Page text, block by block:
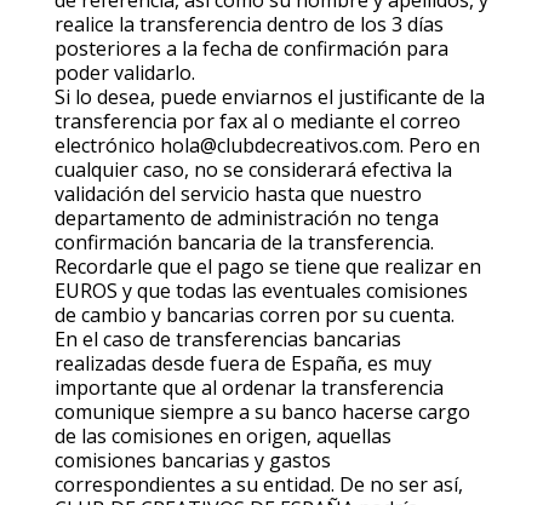
realice la transferencia dentro de los 3 días
posteriores a la fecha de confirmación para
poder validarlo.
Si lo desea, puede enviarnos el justificante de la
transferencia por fax al o mediante el correo
electrónico hola@clubdecreativos.com. Pero en
cualquier caso, no se considerará efectiva la
validación del servicio hasta que nuestro
departamento de administración no tenga
confirmación bancaria de la transferencia.
Recordarle que el pago se tiene que realizar en
EUROS y que todas las eventuales comisiones
de cambio y bancarias corren por su cuenta.
En el caso de transferencias bancarias
realizadas desde fuera de España, es muy
importante que al ordenar la transferencia
comunique siempre a su banco hacerse cargo
de las comisiones en origen, aquellas
comisiones bancarias y gastos
correspondientes a su entidad. De no ser así,